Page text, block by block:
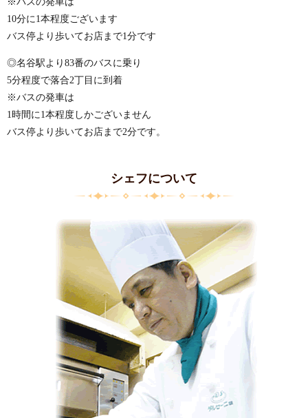
10分に1本程度ございます
バス停より歩いてお店まで1分です
◎名谷駅より83番のバスに乗り
5分程度で落合2丁目に到着
※バスの発車は
1時間に1本程度しかございません
バス停より歩いてお店まで2分です。
シェフについて